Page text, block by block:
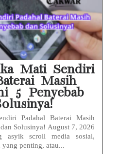
Mati Sendiri
Masih
5 Penyebab
Padahal Baterai Masih
Solusinya! August 7, 2026
asyik scroll media sosial,
yang penting, atau...